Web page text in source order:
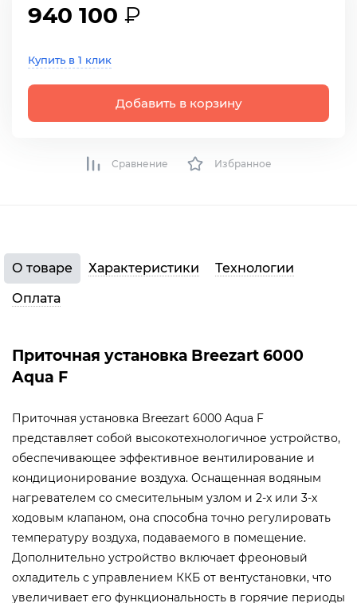
940 100 ₽
Купить в 1 клик
Добавить в корзину
Сравнение Избранное
О товаре Характеристики
Технологии
Оплата
Приточная установка Breezart 6000
Aqua F
Приточная установка Breezart 6000 Aqua F
представляет собой высокотехнологичное устройство,
обеспечивающее эффективное вентилирование и
кондиционирование воздуха. Оснащенная водяным
нагревателем со смесительным узлом и 2-х или 3-х
ходовым клапаном, она способна точно регулировать
температуру воздуха, подаваемого в помещение.
Дополнительно устройство включает фреоновый
охладитель с управлением ККБ от вентустановки, что
увеличивает его функциональность в горячие периоды